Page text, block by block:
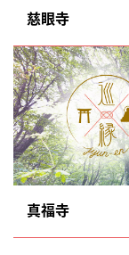
慈眼寺
真福寺